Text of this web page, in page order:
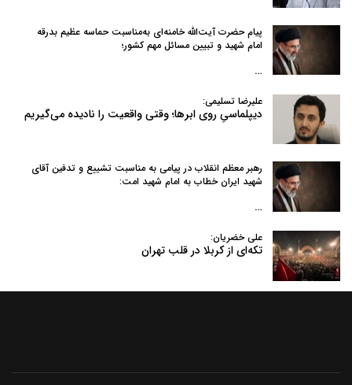
پیام حضرت آیت‌الله خامنه‌ای به‌مناسبت حماسه عظیم بدرقه
امام شهید و تبیین مسائل مهم کشور؛
…
علیرضا تسلیمی:
دیپلماسیِ روی ابرها؛ وقتی واقعیت را نادیده می‌گیریم
رهبر معظم انقلاب در پیامی به‌ مناسبت تشییع و تدفین آقای
شهید ایران خطاب به امام شهید امت:
…
علی خضریان:
تکه‌ای از کربلا در قلب تهران